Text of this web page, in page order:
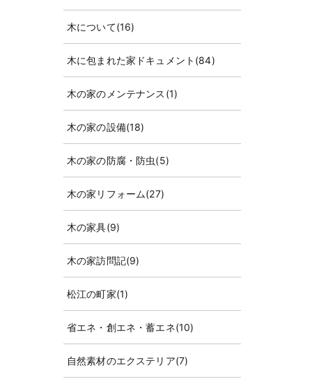
木について(16)
木に包まれた家ドキュメント (84)
木の家のメンテナンス (1)
木の家の設備(18)
木の家の防腐・防虫(5)
木の家リフォーム(27)
木の家具(9)
木の家訪問記(9)
松江の町家(1)
省エネ・創エネ・蓄エネ(10)
自然素材のエクステリア(7)